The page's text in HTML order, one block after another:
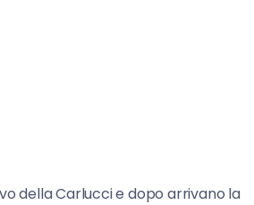
della Carlucci e dopo arrivano la